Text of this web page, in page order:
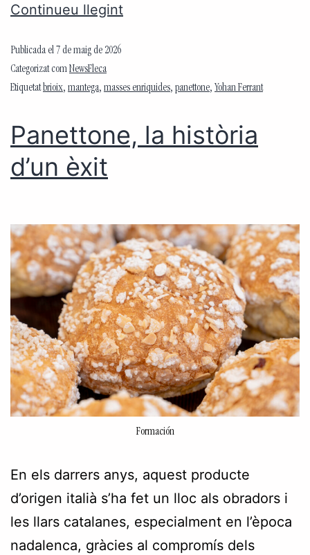
Continueu llegint
Publicada el 7 de maig de 2026
Categorizat comNewsFleca
Etiquetatbrioix, mantega, masses enriquides, panettone, Yohan Ferrant
Panettone, la història
d’un èxit
Formación
En els darrers anys, aquest producte
d’origen italià s’ha fet un lloc als obradors i
les llars catalanes, especialment en l’època
nadalenca, gràcies al compromís dels